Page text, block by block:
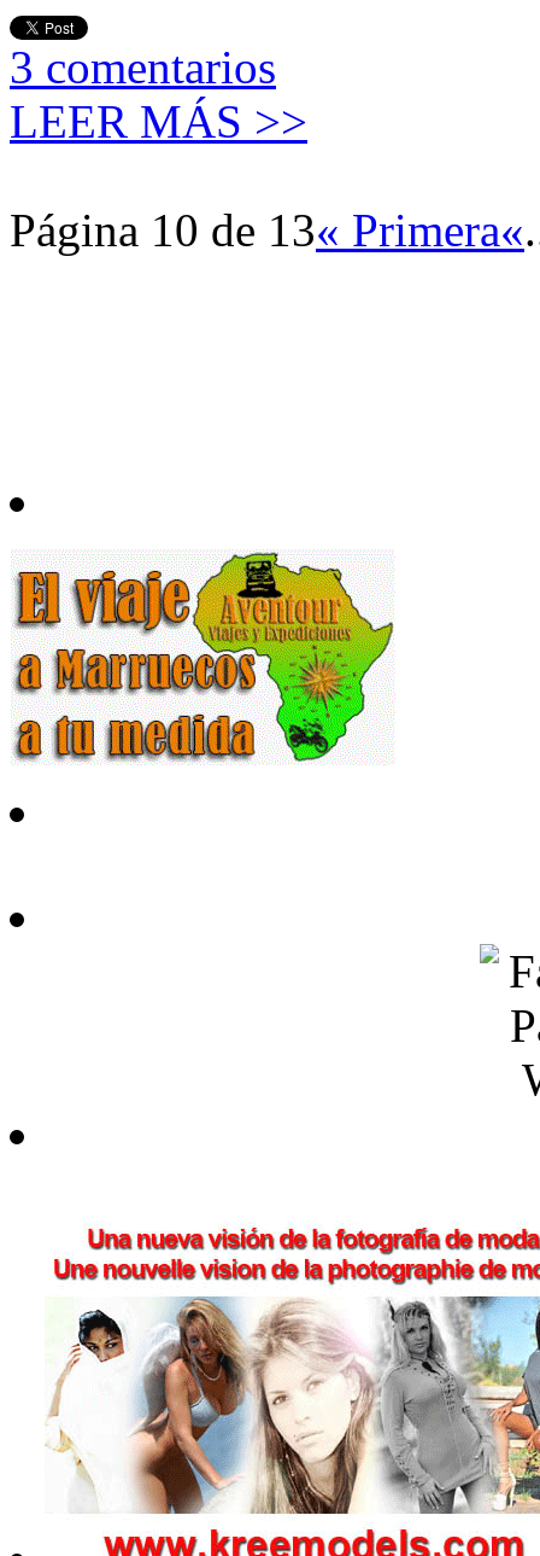
3 comentarios
LEER MÁS >>
Página 10 de 13« Primera«